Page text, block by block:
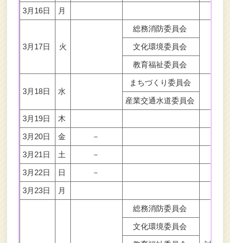
3月16日 月
3月17日 火
総務消防委員会
文化環境委員会
教育福祉委員会
3月18日 水
まちづくり委員会
産業交通水道委員会
3月19日 木
3月20日 金 －
3月21日 土 －
3月22日 日 －
3月23日 月
総務消防委員会
文化環境委員会